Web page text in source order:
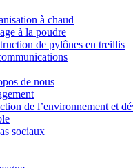
à chaud
à la poudre
de pylônes en treillis
de nous
de l’environnement et
sociaux